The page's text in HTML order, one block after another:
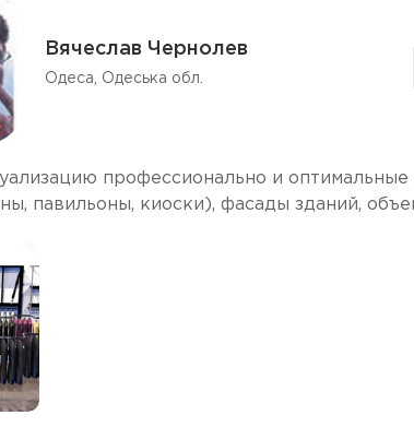
Вячеслав Чернолев
Одеса, Одеська обл.
профессионально и
павильоны, киоски), фасады зданий,